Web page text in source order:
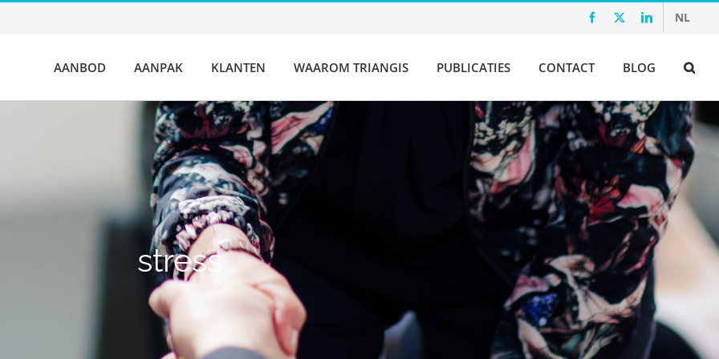
NL
Facebook LinkedIn
AANBOD AANPAK KLANTEN WAAROM TRIANGIS PUBLICATIES CONTACT BLOG
stress